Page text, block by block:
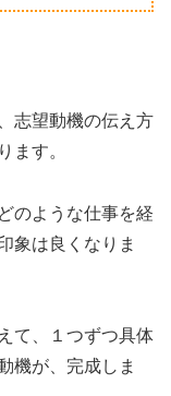
志望動機の伝え方
ます。
のような仕事を経
象は良くなりま
て、１つずつ具体
機が、完成しま